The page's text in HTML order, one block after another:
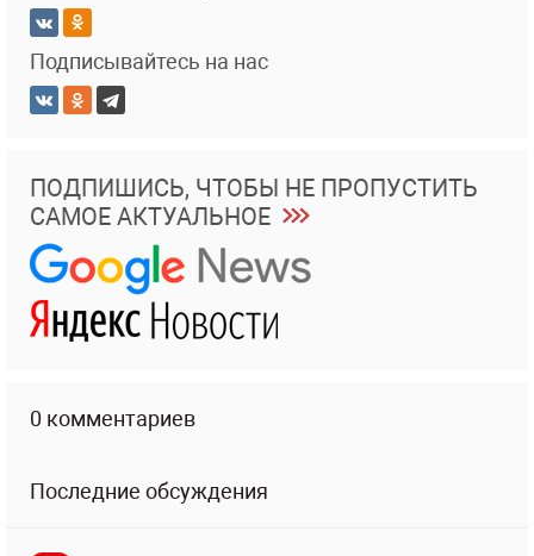
Подписывайтесь на нас
ПОДПИШИСЬ, ЧТОБЫ НЕ ПРОПУСТИТЬ
САМОЕ АКТУАЛЬНОЕ
0 комментариев
Последние обсуждения